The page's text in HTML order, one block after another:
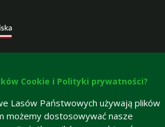
Deklaracja dostępności
Cookie i Polityki prywatności?
Lasów Państwowych używają plików
możemy dostosowywać nasze